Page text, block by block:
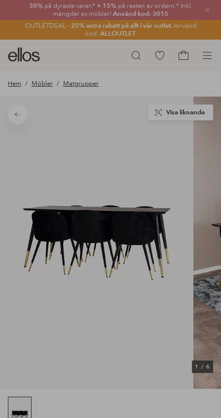
30% på dyraste varan* + 15% på resten av ordern.* Inkl.
mängder av möbler! Använd kod: 3015
OUTLETDEAL - 25% extra rabatt på allt i vår outlet.Använd
kod: ALLOUTLET
Sök
Ellos
logotyp
gå
förstasidan
Gå
Hem Möbler Matgrupper
Tillbaka
1 / 6
Visa liknande